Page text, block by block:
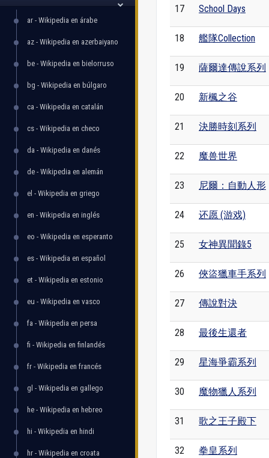
ar - Wikipedia en árabe
az - Wikipedia en azerbaiyano
be - Wikipedia en bielorruso
bg - Wikipedia en búlgaro
ca - Wikipedia en catalán
cs - Wikipedia en checo
da - Wikipedia en danés
de - Wikipedia en alemán
el - Wikipedia en griego
en - Wikipedia en inglés
eo - Wikipedia en esperanto
es - Wikipedia en español
et - Wikipedia en estonio
eu - Wikipedia en vasco
fa - Wikipedia en persa
fi - Wikipedia en finlandés
fr - Wikipedia en francés
gl - Wikipedia en gallego
he - Wikipedia en hebreo
hi - Wikipedia en hindi
hr - Wikipedia en croata
17 School Days
18 艦隊Collection
19 薩爾達傳說系列
20 新楓之谷
21 決勝時刻系列
22 魔兽世界
23 尼爾：自動人形
24 还愿 (游戏)
25 女神異聞錄5
26 俠盜獵車手系列
27 傳說對決
28 最後生還者
29 星海爭霸系列
30 魔物獵人系列
31 歌之王子殿下
32 拳皇系列